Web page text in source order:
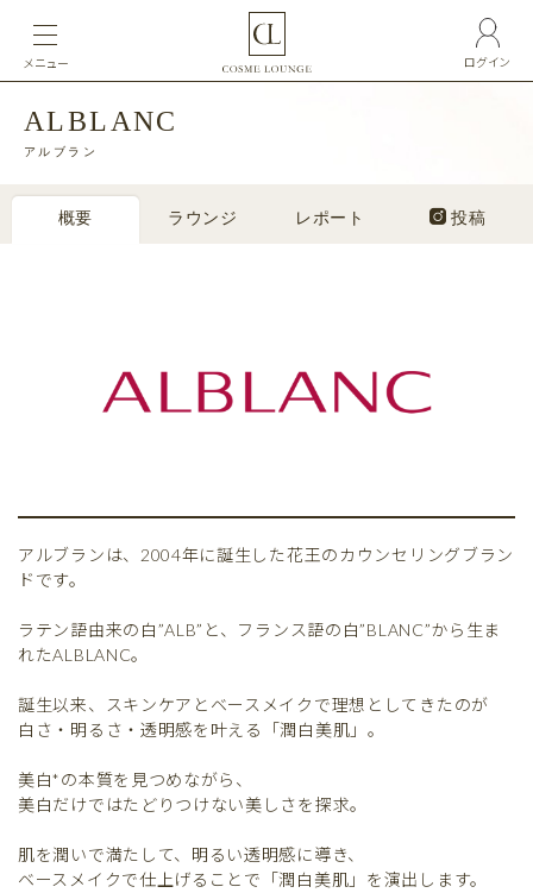
ログイン
メニュー
ALBLANC
アルブラン
概要 ラウンジ レポート 投稿
アルブランは、2004年に誕生した花王のカウンセリングブラン
ドです。
ラテン語由来の白”ALB”と、フランス語の白”BLANC”から生ま
れたALBLANC。
誕生以来、スキンケアとベースメイクで理想としてきたのが
白さ・明るさ・透明感を叶える「潤白美肌」。
美白*の本質を見つめながら、
美白だけではたどりつけない美しさを探求。
肌を潤いで満たして、明るい透明感に導き、
ベースメイクで仕上げることで「潤白美肌」を演出します。